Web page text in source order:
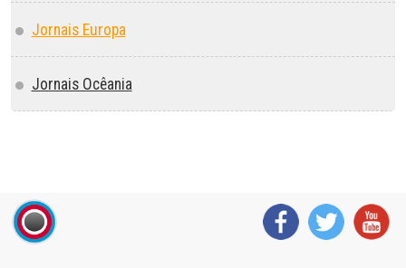
Jornais Europa
Jornais Ocêania